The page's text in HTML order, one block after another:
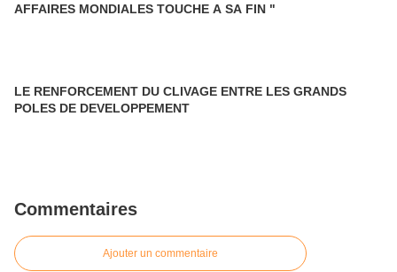
AFFAIRES MONDIALES TOUCHE A SA FIN "
LE RENFORCEMENT DU CLIVAGE ENTRE LES GRANDS
POLES DE DEVELOPPEMENT
Commentaires
Ajouter un commentaire